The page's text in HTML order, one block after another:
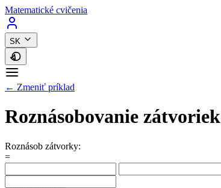
Matematické cvičenia
SK
← Zmeniť príklad
Roznásobovanie zátvoriek
Roznásob zátvorky:
=